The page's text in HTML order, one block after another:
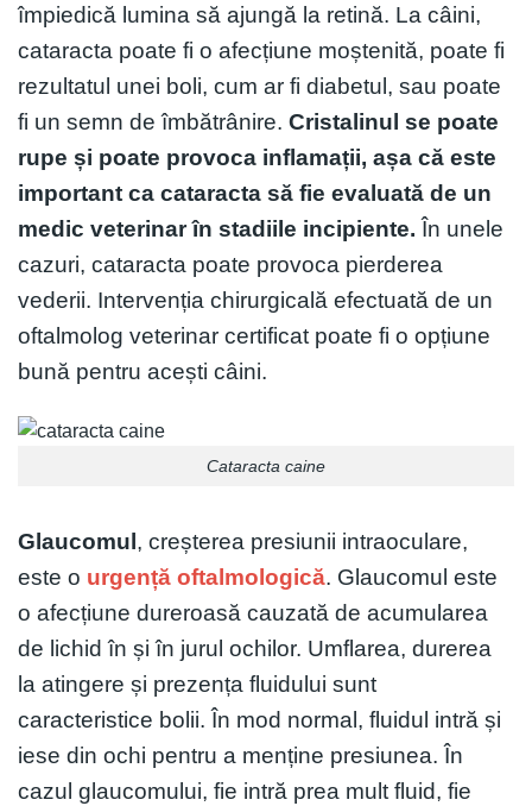
împiedică lumina să ajungă la retină. La câini,
cataracta poate fi o afecțiune moștenită, poate fi
rezultatul unei boli, cum ar fi diabetul, sau poate
fi un semn de îmbătrânire. Cristalinul se poate
rupe și poate provoca inflamații, așa că este
important ca cataracta să fie evaluată de un
medic veterinar în stadiile incipiente. În unele
cazuri, cataracta poate provoca pierderea
vederii. Intervenția chirurgicală efectuată de un
oftalmolog veterinar certificat poate fi o opțiune
bună pentru acești câini.
Cataracta caine
Glaucomul , creșterea presiunii intraoculare,
este o urgență oftalmologică. Glaucomul este
o afecțiune dureroasă cauzată de acumularea
de lichid în și în jurul ochilor. Umflarea, durerea
la atingere și prezența fluidului sunt
caracteristice bolii. În mod normal, fluidul intră și
iese din ochi pentru a menține presiunea. În
cazul glaucomului, fie intră prea mult fluid, fie